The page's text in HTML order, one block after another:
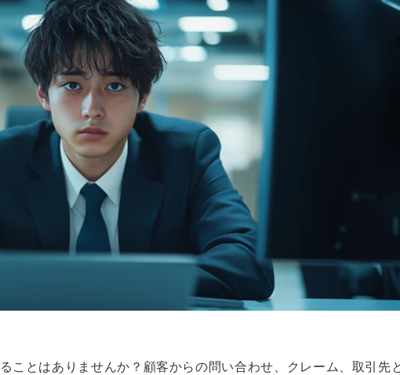
ことはありませんか？顧客からの問い合わせ、クレーム、取引先